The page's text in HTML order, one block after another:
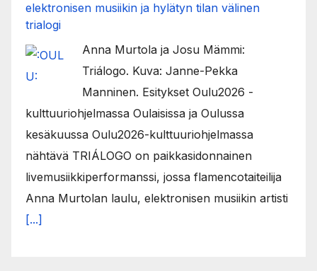
elektronisen musiikin ja hylätyn tilan välinen
trialogi
Anna Murtola ja Josu Mämmi:
Triálogo. Kuva: Janne-Pekka
Manninen. Esitykset Oulu2026 -
kulttuuriohjelmassa Oulaisissa ja Oulussa
kesäkuussa Oulu2026-kulttuuriohjelmassa
nähtävä TRIÁLOGO on paikkasidonnainen
livemusiikkiperformanssi, jossa flamencotaiteilija
Anna Murtolan laulu, elektronisen musiikin artisti
[...]